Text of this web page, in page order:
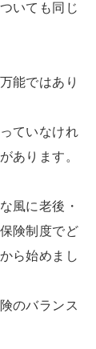
いても同じ
能ではあり
ていなけれ
あります。
風に老後・
険制度でど
ら始めまし
のバランス